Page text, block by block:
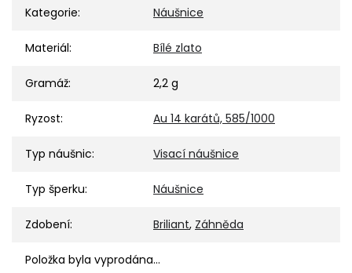
Kategorie: Náušnice
Materiál: Bílé zlato
Gramáž: 2,2 g
Ryzost: Au 14 karátů, 585/1000
Typ náušnic: Visací náušnice
Typ šperku: Náušnice
Zdobení: Briliant, Záhněda
Položka byla vyprodána…